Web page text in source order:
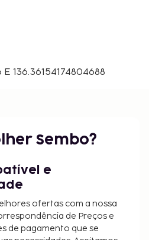
136.36154174804688
Sembo?
e
ofertas com a nossa
de Preços e
de pagamento que se